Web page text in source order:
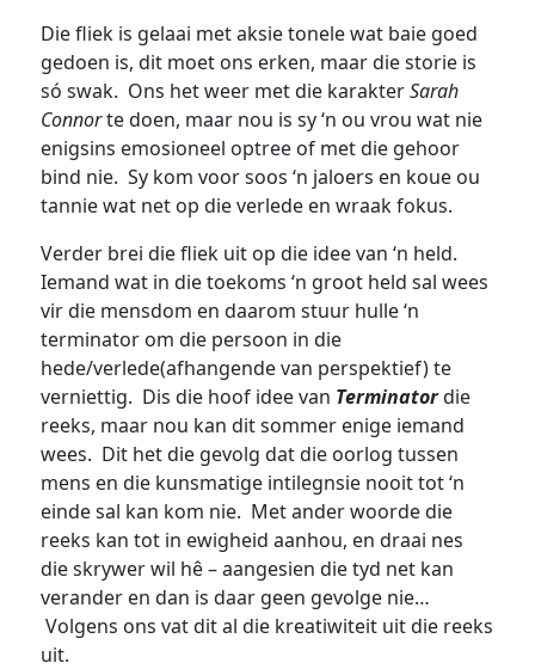
Die fliek is gelaai met aksie tonele wat baie goed
gedoen is, dit moet ons erken, maar die storie is
só swak. Ons het weer met die karakterSarah
Connorte doen, maar nou is sy ‘n ou vrou wat nie
enigsins emosioneel optree of met die gehoor
bind nie. Sy kom voor soos ‘n jaloers en koue ou
tannie wat net op die verlede en wraak fokus.
Verder brei die fliek uit op die idee van ‘n held.
Iemand wat in die toekoms ‘n groot held sal wees
vir die mensdom en daarom stuur hulle ‘n
terminator om die persoon in die
hede/verlede(afhangende van perspektief) te
verniettig. Dis die hoof idee van Terminatordie
reeks, maar nou kan dit sommer enige iemand
wees. Dit het die gevolg dat die oorlog tussen
mens en die kunsmatige intilegnsie nooit tot ‘n
einde sal kan kom nie. Met ander woorde die
reeks kan tot in ewigheid aanhou, en draai nes
die skrywer wil hê – aangesien die tyd net kan
verander en dan is daar geen gevolge nie…
Volgens ons vat dit al die kreatiwiteit uit die reeks
uit.